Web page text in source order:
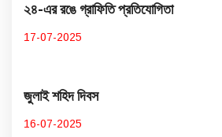
২৪-এর রঙে গ্রাফিতি প্রতিযোগিতা
17-07-2025
জুলাই শহিদ দিবস
16-07-2025